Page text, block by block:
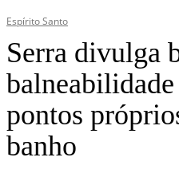
Espírito Santo
Serra divulga
pontos
banho